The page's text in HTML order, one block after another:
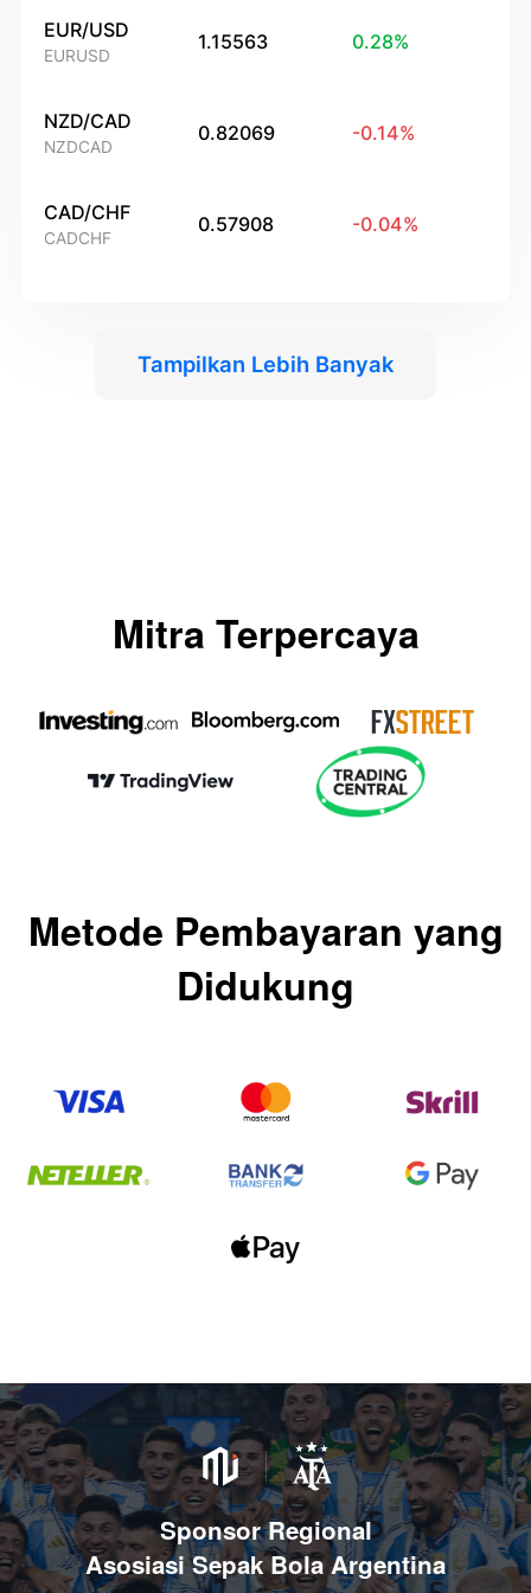
EUR/USD
EURUSD
1.15563 0.28%
NZD/CAD
NZDCAD
0.82069 -0.14%
CAD/CHF
CADCHF
0.57908 -0.04%
Tampilkan Lebih Banyak
Mitra Terpercaya
Metode Pembayaran yang
Didukung
Sponsor Regional
Asosiasi Sepak Bola Argentina